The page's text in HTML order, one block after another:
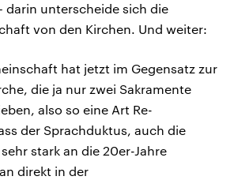
darin unterscheide sich die
von den Kirchen. Und weiter:
hat jetzt im Gegensatz zur
die ja nur zwei Sakramente
also so eine Art Re-
der Sprachduktus, auch die
stark an die 20er-Jahre
direkt in der